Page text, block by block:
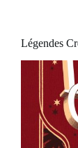
Légendes